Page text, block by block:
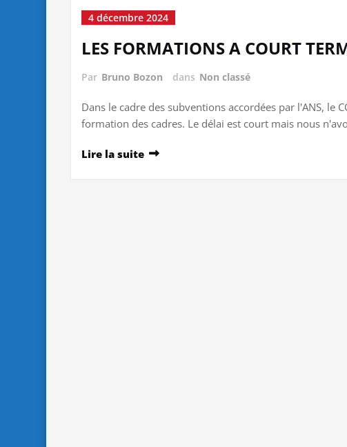
4 décembre 2024
LES FORMATIONS A COURT
Par Bruno Bozon dans Non classé
Dans le cadre des subventions accordées par l'ANS, le
formation des cadres. Le délai est court mais nous
Lire la suite